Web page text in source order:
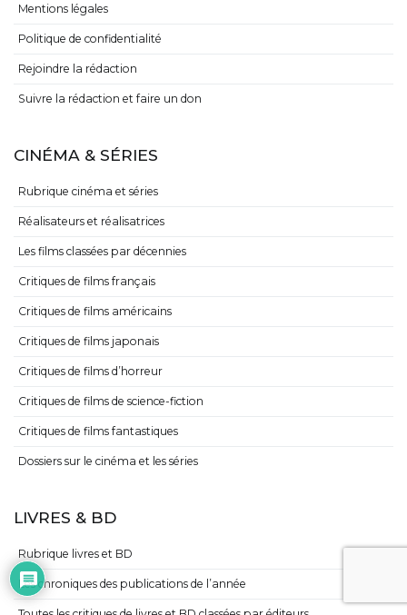
Mentions légales
Politique de confidentialité
Rejoindre la rédaction
Suivre la rédaction et faire un don
CINÉMA & SÉRIES
Rubrique cinéma et séries
Réalisateurs et réalisatrices
Les films classées par décennies
Critiques de films français
Critiques de films américains
Critiques de films japonais
Critiques de films d’horreur
Critiques de films de science-fiction
Critiques de films fantastiques
Dossiers sur le cinéma et les séries
LIVRES & BD
Rubrique livres et BD
Les chroniques des publications de l’année